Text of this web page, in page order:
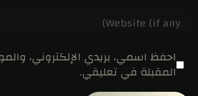
احفظ اسمي، بريدي الإلكتروني،
المقبلة في تعليقي.